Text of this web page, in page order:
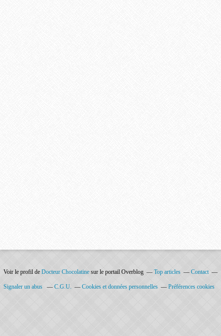
Voir le profil de Docteur Chocolatine sur le portail Overblog Top articles Contact
Signaler un abus C.G.U. Cookies et données personnelles Préférences cookies